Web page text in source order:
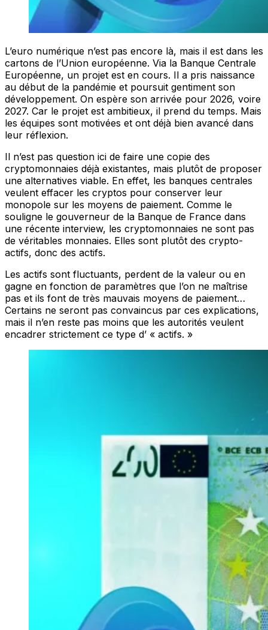
L’euro numérique n’est pas encore là, mais il est dans les
cartons de l’Union européenne. Via la Banque Centrale
Européenne, un projet est en cours. Il a pris naissance
au début de la pandémie et poursuit gentiment son
développement. On espère son arrivée pour 2026, voire
2027. Car le projet est ambitieux, il prend du temps. Mais
les équipes sont motivées et ont déjà bien avancé dans
leur réflexion.
Il n’est pas question ici de faire une copie des
cryptomonnaies déjà existantes, mais plutôt de proposer
une alternatives viable. En effet, les banques centrales
veulent effacer les cryptos pour conserver leur
monopole sur les moyens de paiement. Comme le
souligne le gouverneur de la Banque de France dans
une récente interview, les cryptomonnaies ne sont pas
de véritables monnaies. Elles sont plutôt des crypto-
actifs, donc des actifs.
Les actifs sont fluctuants, perdent de la valeur ou en
gagne en fonction de paramètres que l’on ne maîtrise
pas et ils font de très mauvais moyens de paiement…
Certains ne seront pas convaincus par ces explications,
mais il n’en reste pas moins que les autorités veulent
encadrer strictement ce type d’ « actifs. »